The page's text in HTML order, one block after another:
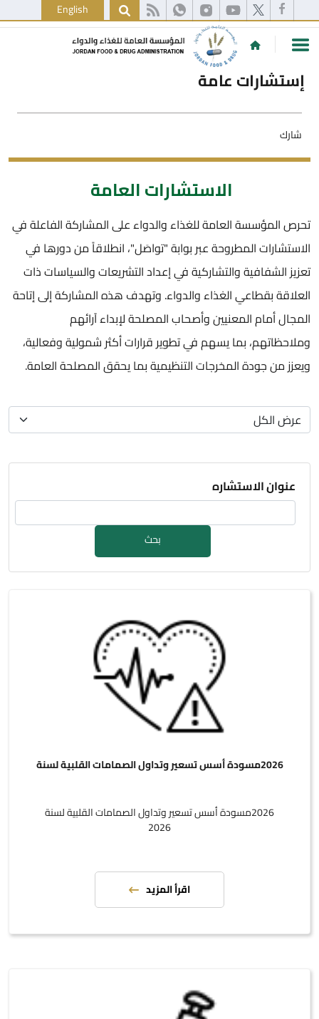
English
إستشارات عامة
شارك
الاستشارات العامة
تحرص المؤسسة العامة للغذاء والدواء على المشاركة الفاعلة في
الاستشارات المطروحة عبر بوابة "تواصَل"، انطلاقاً من دورها في
تعزيز الشفافية والتشاركية في إعداد التشريعات والسياسات ذات
العلاقة بقطاعي الغذاء والدواء. وتهدف هذه المشاركة إلى إتاحة
المجال أمام المعنيين وأصحاب المصلحة لإبداء آرائهم
وملاحظاتهم، بما يسهم في تطوير قرارات أكثر شمولية وفعالية،
ويعزز من جودة المخرجات التنظيمية بما يحقق المصلحة العامة.
عنوان الاستشاره
بحث
2026مسودة أسس تسعير وتداول الصمامات القلبية لسنة
2026مسودة أسس تسعير وتداول الصمامات القلبية لسنة
2026
اقرأ المزيد